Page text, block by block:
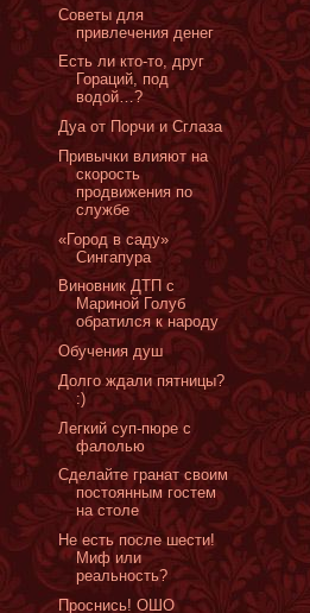
Советы для
привлечения денег
Есть ли кто-то, друг
Гораций, под
водой…?
Дуа от Порчи и Сглаза
Привычки влияют на
скорость
продвижения по
службе
«Город в саду»
Сингапура
Виновник ДТП с
Мариной Голуб
обратился к народу
Обучения душ
Долго ждали пятницы?
:)
Легкий суп-пюре с
фалолью
Сделайте гранат своим
постоянным гостем
на столе
Не есть после шести!
Миф или
реальность?
Проснись! ОШО